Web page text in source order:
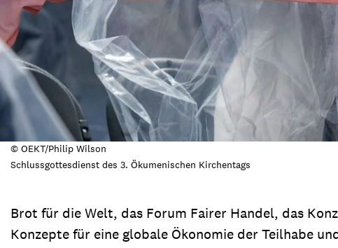
© OEKT/Philip Wilson
Schlussgottesdienst des 3. Ökumenischen Kirchentags
Brot für die Welt, das Forum Fairer Handel, das
Konzepte für eine globale Ökonomie der Teilhabe